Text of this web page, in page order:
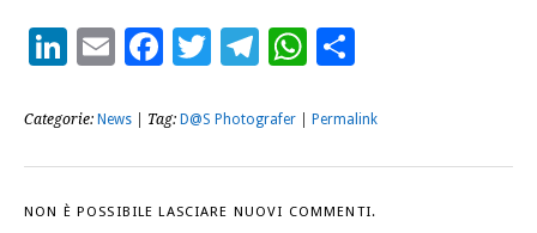
LinkedIn
EmailFacebook
Twitter
Telegram
WhatsApp
Categorie: News | Tag: D@S Photografer Permalink
NON È POSSIBILE LASCIARE NUOVI COMMENTI.